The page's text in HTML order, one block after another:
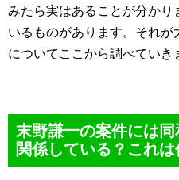
みたら実はあることが分かり
いるものがあります。それ
についてここから調べていき
末野謙一の案件には
関係している？これ